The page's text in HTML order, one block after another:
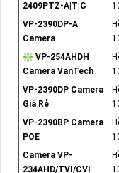
2409PTZ-A|T|C
VP-2390DP-A
Camera
❇ VP-254AHDH
Camera VanTech
VP-2390DP Camera
Giá Rẻ
VP-2390BP Camera
POE
Camera VP-
234AHD/TVI/CVI